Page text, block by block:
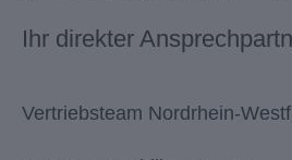
Ihr direkter
Vertriebsteam Nordrhein-